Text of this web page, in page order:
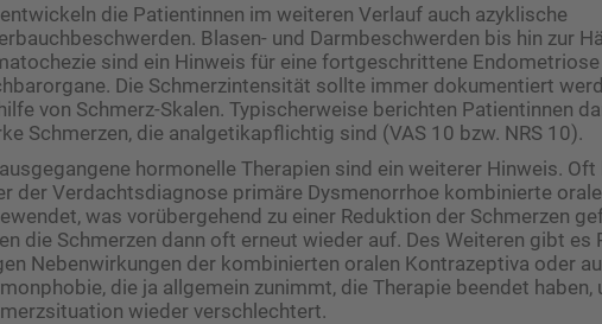
die Patientinnen im weiteren Verlauf auch azyklische
Blasen- und Darmbeschwerden bis hin zur
sind ein Hinweis für eine fortgeschrittene
Die Schmerzintensität sollte immer dokumentiert
von Schmerz-Skalen. Typischerweise berichten Patientinnen
Schmerzen, die analgetikapflichtig sind (VAS 10 bzw. NRS 10).
hormonelle Therapien sind ein weiterer Hinweis. Oft
der Verdachtsdiagnose primäre Dysmenorrhoe kombinierte
was vorübergehend zu einer Reduktion der Schmerzen
die Schmerzen dann oft erneut wieder auf. Des Weiteren gibt es
Nebenwirkungen der kombinierten oralen Kontrazeptiva oder
die ja allgemein zunimmt, die Therapie beendet haben,
wieder verschlechtert.